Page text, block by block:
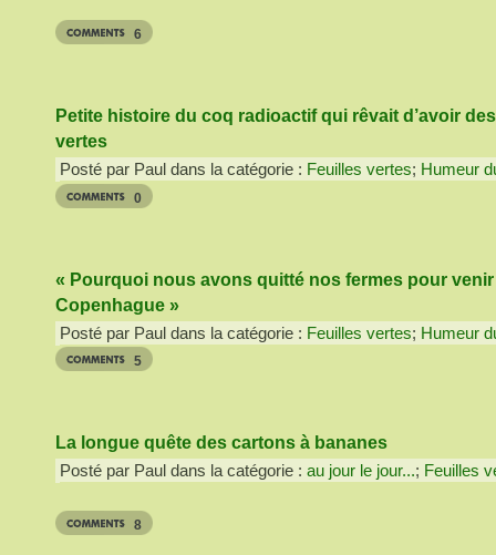
6
Petite histoire du coq radioactif qui rêvait d’avoir
vertes
Posté par Paul dans la catégorie : Feuilles vertes; Humeur
0
« Pourquoi nous avons quitté nos fermes pour venir
Copenhague »
Posté par Paul dans la catégorie : Feuilles vertes; Humeur
5
La longue quête des cartons à bananes
Posté par Paul dans la catégorie : au jour le jour...; Feuilles
8